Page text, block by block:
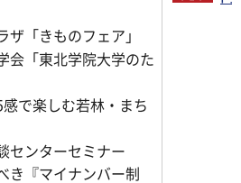
「きものフェア」
会「東北学院大学のた
で楽しむ若林・まち
センターセミナー
き『マイナンバー制